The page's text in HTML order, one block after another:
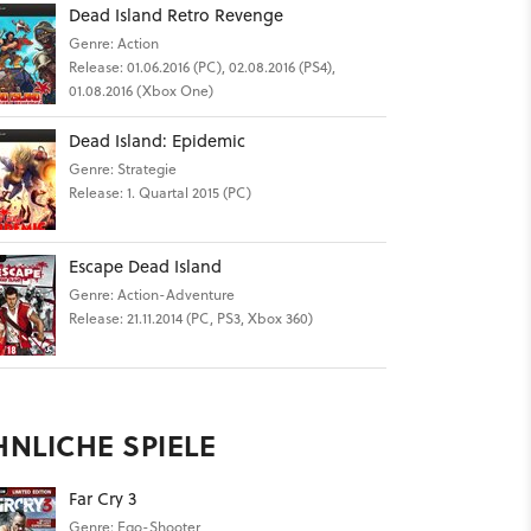
Dead Island Retro Revenge
Genre: Action
Release: 01.06.2016 (PC), 02.08.2016 (PS4),
01.08.2016 (Xbox One)
Dead Island: Epidemic
Genre: Strategie
Release: 1. Quartal 2015 (PC)
Escape Dead Island
Genre: Action-Adventure
Release: 21.11.2014 (PC, PS3, Xbox 360)
SPIELE
Far Cry 3
Genre: Ego-Shooter